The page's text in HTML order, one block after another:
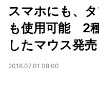
スマホにも、
も使用可能 2
したマウス発売
2016.07.01 08:00